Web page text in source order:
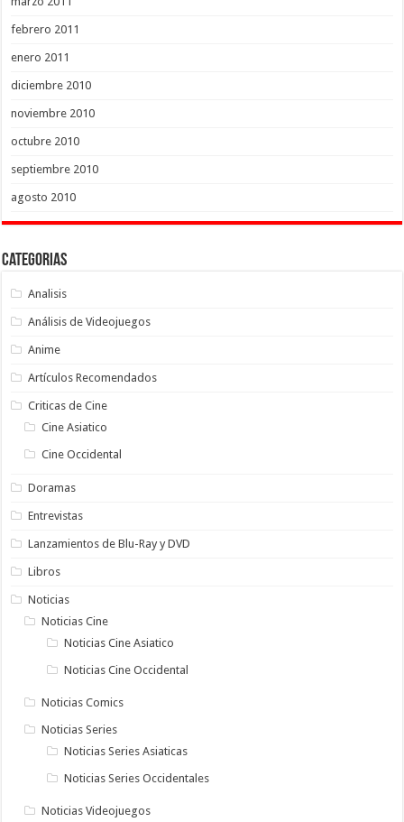
febrero 2011
enero 2011
diciembre 2010
noviembre 2010
octubre 2010
septiembre 2010
agosto 2010
Categorias
Analisis
Análisis de Videojuegos
Anime
Artículos Recomendados
Criticas de Cine
Cine Asiatico
Cine Occidental
Doramas
Entrevistas
Lanzamientos de Blu-Ray y DVD
Libros
Noticias
Noticias Cine
Noticias Cine Asiatico
Noticias Cine Occidental
Noticias Comics
Noticias Series
Noticias Series Asiaticas
Noticias Series Occidentales
Noticias Videojuegos